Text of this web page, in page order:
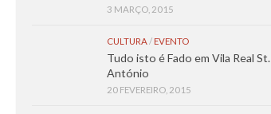
3 MARÇO, 2015
CULTURA/ EVENTO
Tudo isto é Fado em Vila Real St.
António
20 FEVEREIRO, 2015